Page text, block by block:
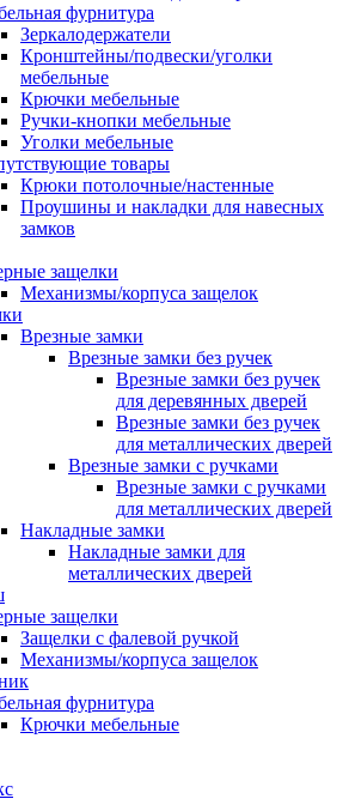
фурнитура
Зеркалодержатели
Кронштейны/подвески/уголки
мебельные
Крючки мебельные
Ручки-кнопки мебельные
Уголки мебельные
товары
Крюки потолочные/настенные
Проушины и накладки для навесных
замков
защелки
Механизмы/корпуса защелок
Врезные замки
Врезные замки без ручек
Врезные замки без ручек
для деревянных дверей
Врезные замки без ручек
для металлических дверей
Врезные замки с ручками
Врезные замки с ручками
для металлических дверей
Накладные замки
Накладные замки для
металлических дверей
защелки
Защелки с фалевой ручкой
Механизмы/корпуса защелок
фурнитура
Крючки мебельные